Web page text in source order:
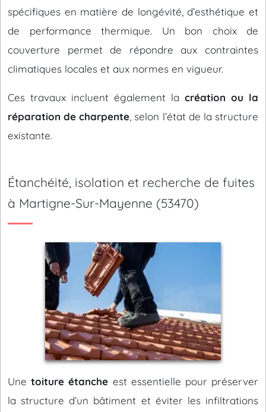
spécifiques en matière de longévité, d’esthétique et
de performance thermique. Un bon choix de
couverture permet de répondre aux contraintes
climatiques locales et aux normes en vigueur.
Ces travaux incluent également la création ou la
réparation de charpente, selon l’état de la structure
existante.
Étanchéité, isolation et recherche de fuites
à Martigne-Sur-Mayenne (53470)
Unetoiture étanche est essentielle pour préserver
la structure d’un bâtiment et éviter les infiltrations